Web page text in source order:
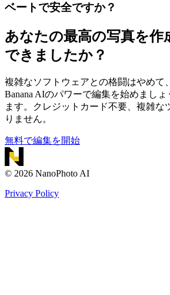
ベートで安全ですか？
あなたの最高の写真を作
できましたか？
複雑なソフトウェアとの格闘はやめて
Banana AIのパワーで編集を始めまし
ます。クレジットカード不要、複雑な
りません。
無料で編集を開始
© 2026 NanoPhoto AI
Privacy Policy